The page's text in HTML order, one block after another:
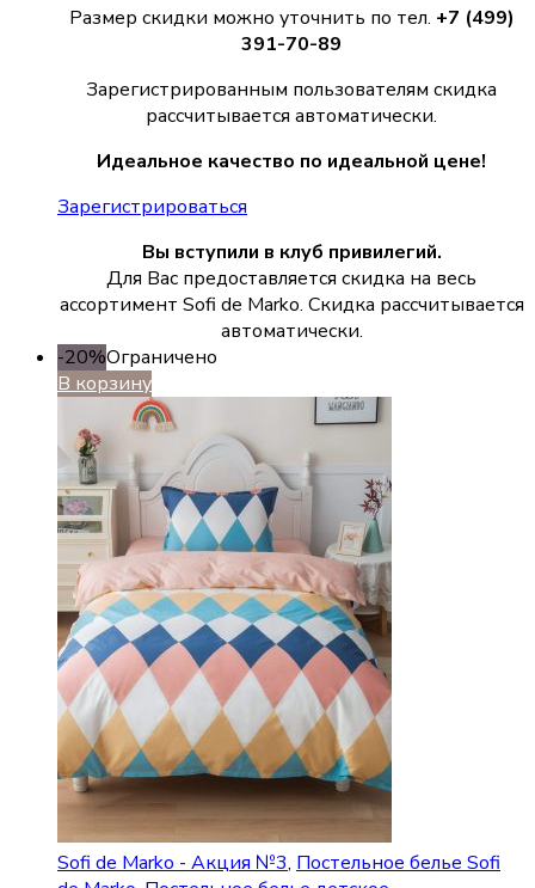
Размер скидки можно уточнить по тел. +7 (499)
391-70-89
Зарегистрированным пользователям скидка
рассчитывается автоматически.
Идеальное качество по идеальной цене!
Зарегистрироваться
Вы вступили в клуб привилегий.
Для Вас предоставляется скидка на весь
ассортимент Sofi de Marko. Скидка рассчитывается
автоматически.
-20%Ограничено
В корзину
Sofi de Marko - Акция №3, Постельное белье Sofi